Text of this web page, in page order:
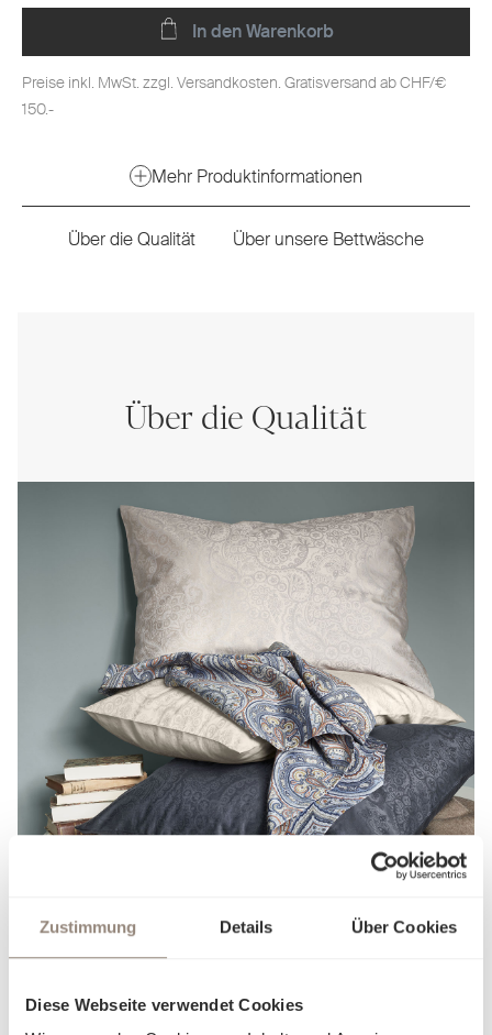
Zustimmung Details Über Cookies
Diese Webseite verwendet Cookies
In den Warenkorb
Preise inkl. MwSt. zzgl. Versandkosten. Gratisversand ab CHF/€
150.-
Mehr Produktinformationen
Über die Qualität Über unsere Bettwäsche
Über die Qualität